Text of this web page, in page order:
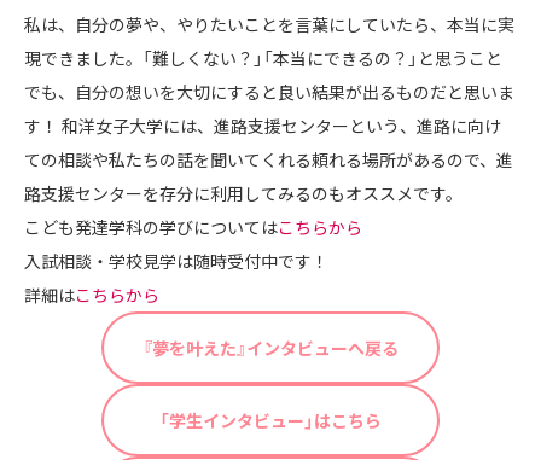
私は、自分の夢や、やりたいことを言葉にしていたら、本当に実
現できました。「難しくない？」「本当にできるの？」と思うこと
でも、自分の想いを大切にすると良い結果が出るものだと思いま
す！ 和洋女子大学には、進路支援センターという、進路に向け
ての相談や私たちの話を聞いてくれる頼れる場所があるので、進
路支援センターを存分に利用してみるのもオススメです。
こども発達学科の学びについてはこちらから
入試相談・学校見学は随時受付中です！
詳細はこちらから
『夢を叶えた』インタビューへ戻る
「学生インタビュー」はこちら